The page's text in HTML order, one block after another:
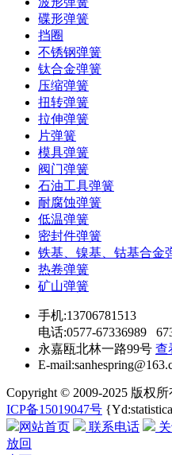
碟形弹簧
挡圈
不锈钢弹簧
钛合金弹簧
压缩弹簧
扭转弹簧
拉伸弹簧
片弹簧
模具弹簧
阀门弹簧
石油工具弹簧
耐腐蚀弹簧
低温弹簧
密封件弹簧
铁基、镍基、钴基合金
热卷弹簧
矿山弹簧
手机:13706781513
电话:0577-67336989
永嘉瓯北林一路99号 查
E-
Copyright © 2009-2025 版权
ICP备15019047号
网站首页
联系电话
放回